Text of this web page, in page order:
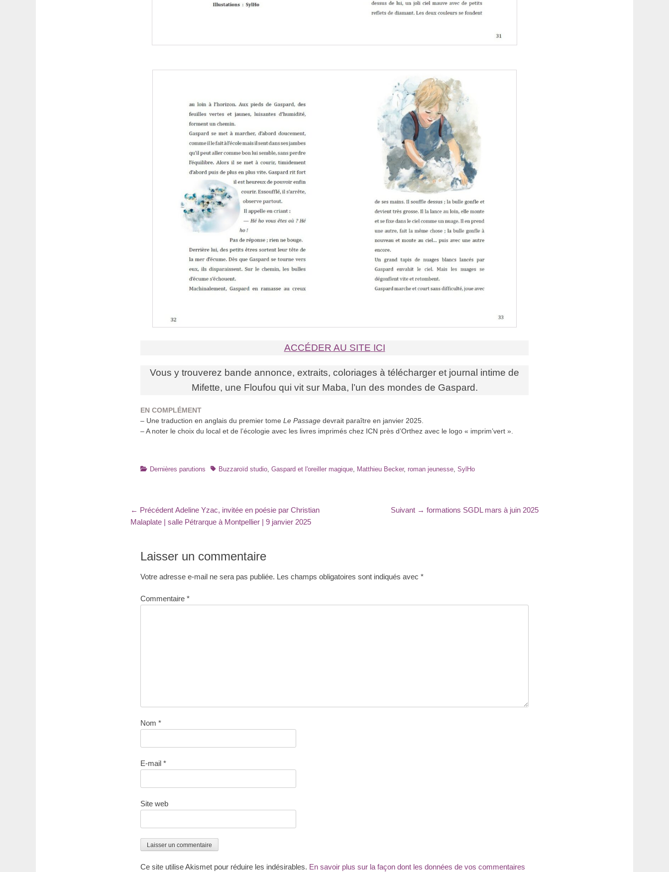
ACCÉDER AU SITE ICI
Vous y trouverez bande annonce, extraits, coloriages à télécharger et journal intime de
Mifette, une Floufou qui vit sur Maba, l’un des mondes de Gaspard.
EN COMPLÉMENT
– Une traduction en anglais du premier tome Le Passage devrait paraître en janvier 2025.
– A noter le choix du local et de l’écologie avec les livres imprimés chez ICN près d’Orthez avec le logo « imprim’vert ».
Catégories
Dernières parutions TagsBuzzaroïd studio, Gaspard et l'oreiller magique, Matthieu Becker, roman jeunesse, SylHo
Navigation
de
← Précédent Article
précédent
Adeline Yzac, invitée en poésie par Christian
Malaplate | salle Pétrarque à Montpellier | 9 janvier 2025
Suivant → Article
formations SGDL mars à juin 2025
Laisser un commentaire
Votre adresse e-mail ne sera pas publiée. Les champs obligatoires sont indiqués avec *
Commentaire *
Nom *
E-mail *
Site web
Ce site utilise Akismet pour réduire les indésirables. En savoir plus sur la façon dont les données de vos commentaires